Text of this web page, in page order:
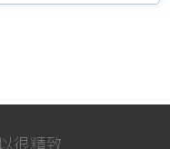
很精致